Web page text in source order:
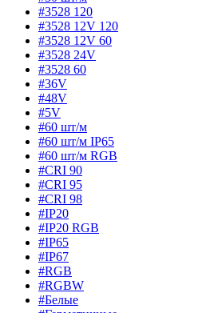
#3528 120
#3528 12V 120
#3528 12V 60
#3528 24V
#3528 60
#36V
#48V
#5V
#60 шт/м
#60 шт/м IP65
#60 шт/м RGB
#CRI 90
#CRI 95
#CRI 98
#IP20
#IP20 RGB
#IP65
#IP67
#RGB
#RGBW
#Белые